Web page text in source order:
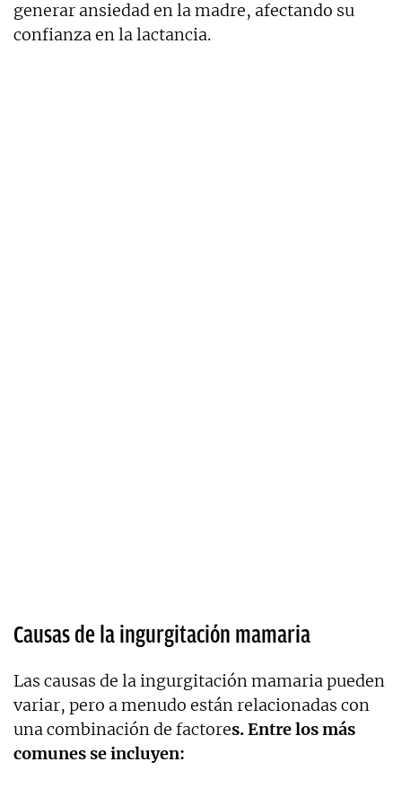
generar ansiedad en la madre, afectando su
confianza en la lactancia.
Causas de la ingurgitación mamaria
Las causas de la ingurgitación mamaria pueden
variar, pero a menudo están relacionadas con
una combinación de factores. Entre los más
comunes se incluyen: